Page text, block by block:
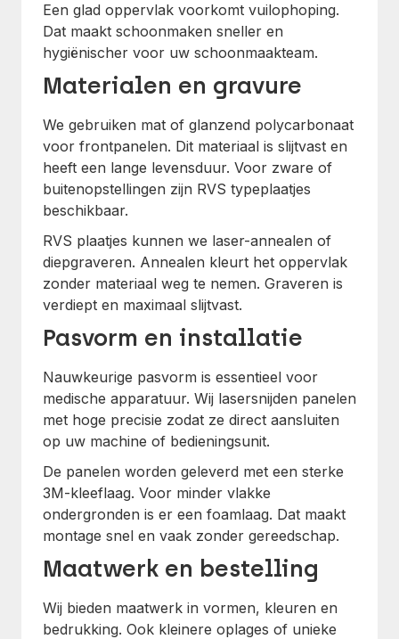
Een glad oppervlak voorkomt vuilophoping.
Dat maakt schoonmaken sneller en
hygiënischer voor uw schoonmaakteam.
Materialen en gravure
We gebruiken mat of glanzend polycarbonaat
voor frontpanelen. Dit materiaal is slijtvast en
heeft een lange levensduur. Voor zware of
buitenopstellingen zijn RVS typeplaatjes
beschikbaar.
RVS plaatjes kunnen we laser-annealen of
diepgraveren. Annealen kleurt het oppervlak
zonder materiaal weg te nemen. Graveren is
verdiept en maximaal slijtvast.
Pasvorm en installatie
Nauwkeurige pasvorm is essentieel voor
medische apparatuur. Wij lasersnijden panelen
met hoge precisie zodat ze direct aansluiten
op uw machine of bedieningsunit.
De panelen worden geleverd met een sterke
3M-kleeflaag. Voor minder vlakke
ondergronden is er een foamlaag. Dat maakt
montage snel en vaak zonder gereedschap.
Maatwerk en bestelling
Wij bieden maatwerk in vormen, kleuren en
bedrukking. Ook kleinere oplages of unieke